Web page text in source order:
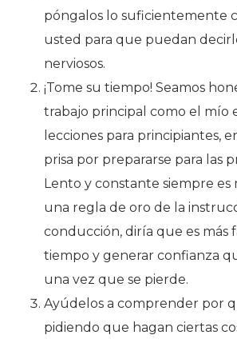
póngalos lo suficientemente
usted para que puedan
nerviosos.
¡Tome su tiempo! Seamos
trabajo principal como el mío
lecciones para principiantes,
prisa por prepararse para las
Lento y constante siempre es
una regla de oro de la
conducción, diría que es más
tiempo y generar confianza
una vez que se pierde.
Ayúdelos a comprender por
pidiendo que hagan ciertas